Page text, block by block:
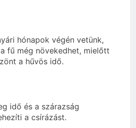
hónapok végén vetünk,
fű még növekedhet, mielőtt
a hűvös idő.
idő és a szárazság
a csírázást.